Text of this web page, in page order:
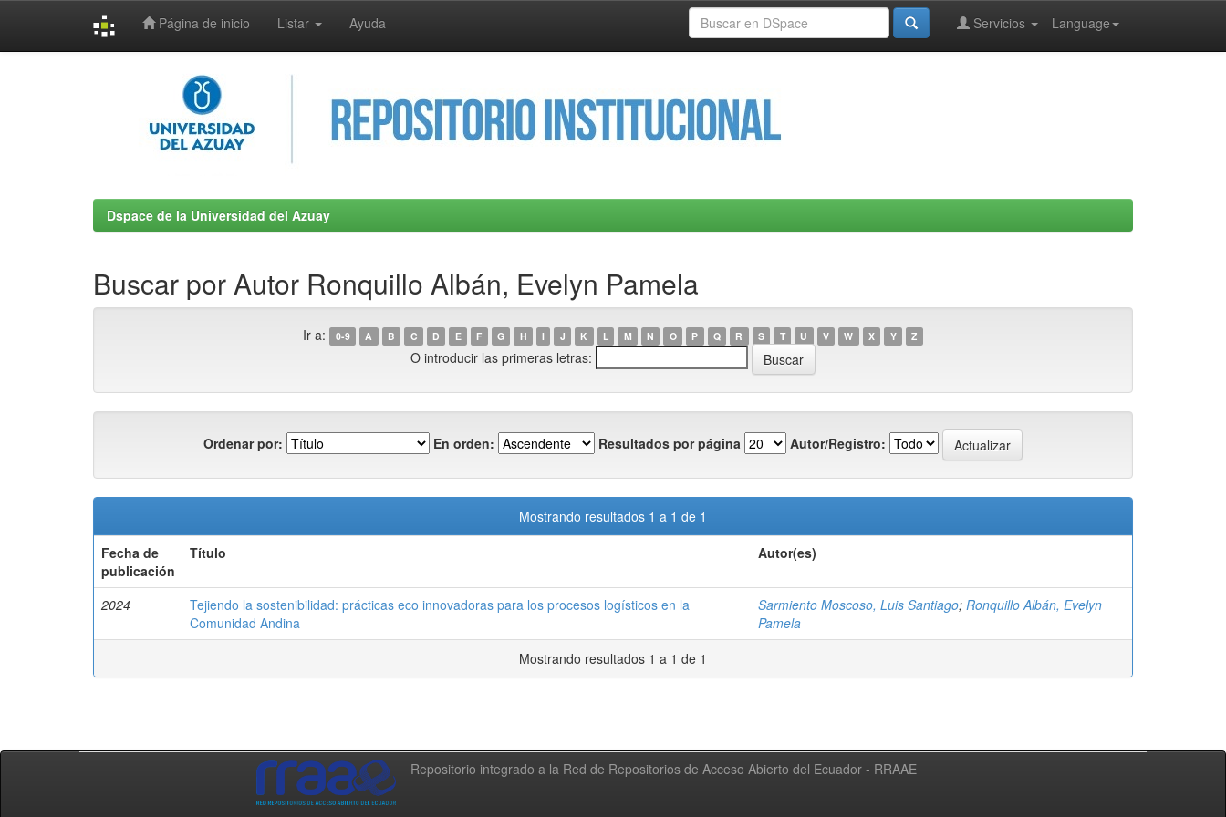
Página de inicio Listar Ayuda Language
Servicios
Dspace de la Universidad del Azuay
Buscar por Autor Ronquillo Albán, Evelyn Pamela
Ir a: 0-9 A B C D E F G H I J K L M N O P Q R S T U V W X Y Z
O introducir las primeras letras:
Ordenar por: En orden: Resultados por página Autor/Registro:
Mostrando resultados 1 a 1 de 1
Fecha de
publicación
Título Autor(es)
2024
Tejiendo la sostenibilidad: prácticas eco innovadoras para los procesos logísticos en la
Comunidad Andina
Sarmiento Moscoso, Luis Santiago; Ronquillo Albán, Evelyn
Pamela
Mostrando resultados 1 a 1 de 1
Repositorio integrado a la Red de Repositorios de Acceso Abierto del Ecuador - RRAAE